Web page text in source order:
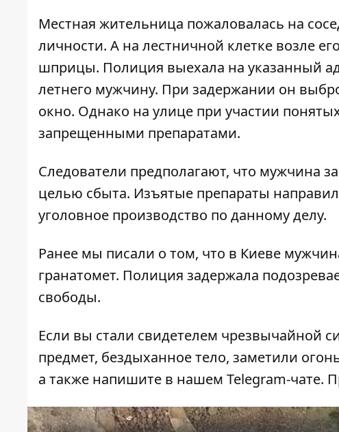
Местная жительница пожаловалась на
личности. А на лестничной клетке возле
шприцы. Полиция выехала на указанный
летнего мужчину. При задержании он
окно. Однако на улице при участии
запрещенными препаратами.
Следователи предполагают, что мужчина
целью сбыта. Изъятые препараты
уголовное производство по данному делу.
Ранее мы писали о том, что в Киеве
гранатомет. Полиция задержала
свободы.
Если вы стали свидетелем чрезвычайной
предмет, бездыханное тело, заметили
а также напишите в нашем Telegram-чате.